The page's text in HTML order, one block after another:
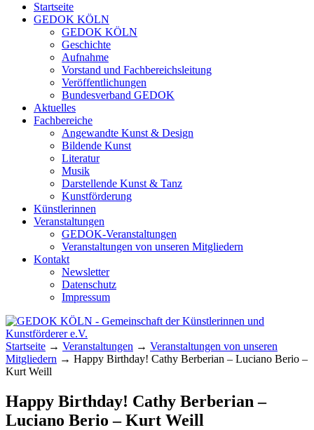
Startseite
GEDOK KÖLN
GEDOK KÖLN
Geschichte
Aufnahme
Vorstand und Fachbereichsleitung
Veröffentlichungen
Bundesverband GEDOK
Aktuelles
Fachbereiche
Angewandte Kunst & Design
Bildende Kunst
Literatur
Musik
Darstellende Kunst & Tanz
Kunstförderung
Künstlerinnen
Veranstaltungen
GEDOK-Veranstaltungen
Veranstaltungen von unseren Mitgliedern
Kontakt
Newsletter
Datenschutz
Impressum
GEDOK KÖLN
Gemeinschaft der Künstlerinnen und
Kunstförderer e.V.
Startseite → Veranstaltungen → Veranstaltungen von unseren
Mitgliedern → Happy Birthday! Cathy Berberian – Luciano Berio –
Kurt Weill
Happy Birthday! Cathy Berberian –
Luciano Berio – Kurt Weill